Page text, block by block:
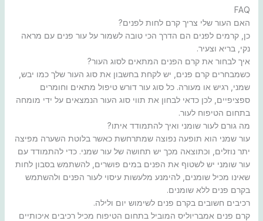
FAQ
האם העור שלי צריך קרם לחות לפנים?
כן, קרמים לפנים הם הדרך הכי טובה לשמור על עור פנים עם מראה
נקי, בריא וצעיר.
איך לבחור את קרם הפנים המתאים לסוג העור?
כשמבחרים קרם פנים, יש לקחת בחשבון את סוג העור שלך כמו יבש,
שמני, רגיש או מעורה. כל סוג עור דורש טיפול מתאים וחומרים
ספציפיים, לכן כדאי לבחון את תווי סוג העור הנמצאים על ידי מומחה
בתחום הטיפוח לעור.
מה גורם לעור שומני ואיך להתמודד איתו?
עור שמני הוא תופעה נפוצה שמתרחשת כאשר בלוטת השערה מפיצה
יתר נוזלים, וכתוצאה מכך יש תחושה של עור שמני. כדי להתמודד עם
עור שומני יש לשטוף את הפנים במים פושרים, להשתמש בסבון לחות
שאינו מכיל שומנים, להימנע מלעשות עיסוי לעור הפנים ולהשתמש
בקרם פנים ללא שומנים.
רכיבים חשובים בקרם פנים לשימוש יום ולילה.
קרם פנים אמבריוליס המוביל בתחום הטיפוח מכיל רכיבים איכותיים